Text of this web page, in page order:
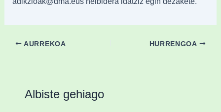
AURREKOA HURRENGOA
Albiste gehiago